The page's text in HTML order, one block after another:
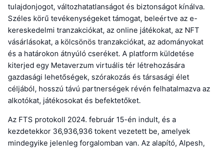
tulajdonjogot, változhatatlanságot és biztonságot kínálva.
Széles körű tevékenységeket támogat, beleértve az e-
kereskedelmi tranzakciókat, az online játékokat, az NFT
vásárlásokat, a kölcsönös tranzakciókat, az adományokat
és a határokon átnyúló cseréket. A platform küldetése
kiterjed egy Metaverzum virtuális tér létrehozására
gazdasági lehetőségek, szórakozás és társasági élet
céljából, hosszú távú partnerségek révén felhatalmazva az
alkotókat, játékosokat és befektetőket.
Az FTS protokoll 2024. február 15-én indult, és a
kezdetekkor 36,936,936 tokent vezetett be, amelyek
mindegyike jelenleg forgalomban van. Az alapító, Alpesh,